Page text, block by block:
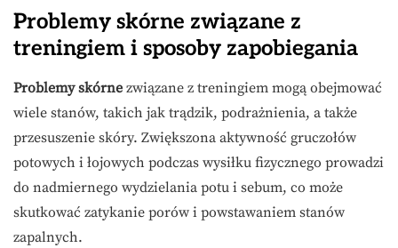
Problemy skórne związane z
treningiem i sposoby zapobiegania
Problemy skórne związane z treningiem mogą obejmować
wiele stanów, takich jak trądzik, podrażnienia, a także
przesuszenie skóry. Zwiększona aktywność gruczołów
potowych i łojowych podczas wysiłku fizycznego prowadzi
do nadmiernego wydzielania potu i sebum, co może
skutkować zatykanie porów i powstawaniem stanów
zapalnych.